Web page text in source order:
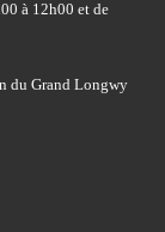
à 12h00 et de
du Grand Longwy